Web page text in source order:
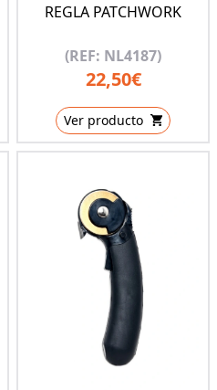
REGLA PATCHWORK
(REF: NL4187)
22,50€
Ver producto